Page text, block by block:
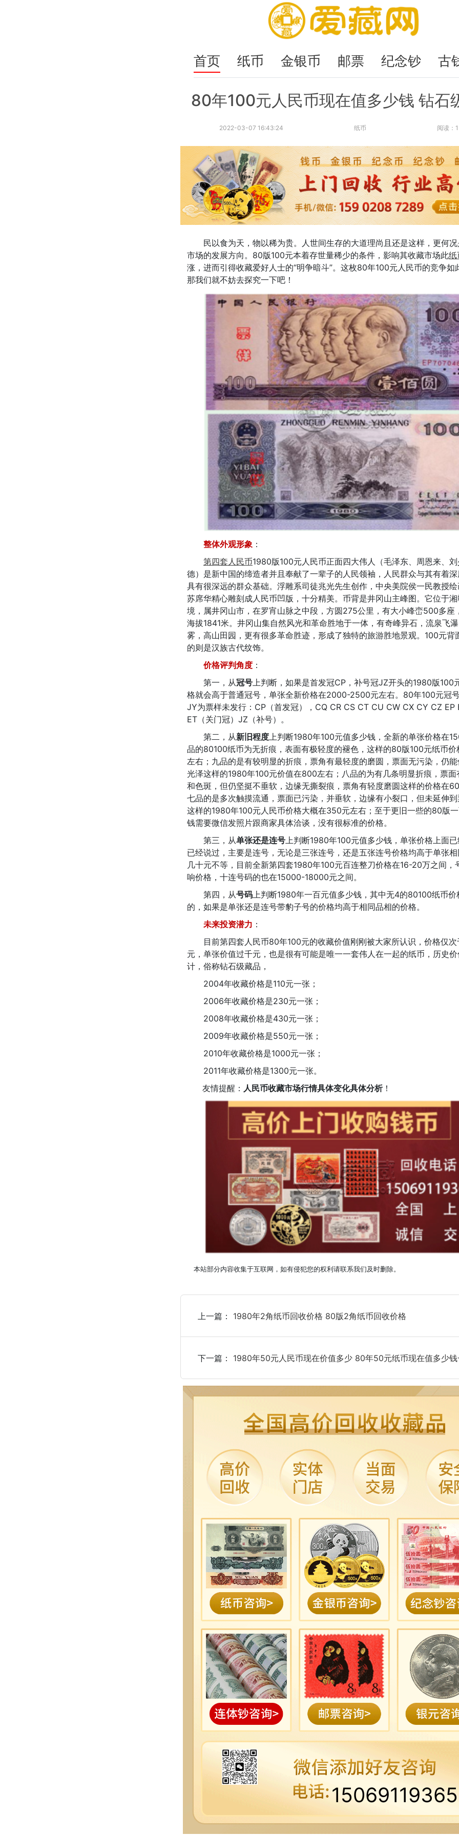
首页 纸币 金银币 邮票 纪念钞 古
80年100元人民币现在值多少钱 钻石
2022-03-07 16:43:24 纸币 阅读：
民以食为天，物以稀为贵。人世间生存的大道理尚且还是这样，更何况
市场的发展方向。80版100元本着存世量稀少的条件，影响其收藏市场此纸
涨，进而引得收藏爱好人士的“明争暗斗”。这枚80年100元人民币的竞争如
那我们就不妨去探究一下吧！
整体外观形象 ：
第四套人民币1980版100元人民币正面四大伟人（毛泽东、周恩来、
德）是新中国的缔造者并且奉献了一辈子的人民领袖，人民群众与其有着
具有很深远的群众基础。浮雕系司徒兆光先生创作，中央美院侯一民教授
苏席华精心雕刻成人民币凹版，十分精美。币背是井冈山主峰图。它位于
境，属井冈山市，在罗宵山脉之中段，方圆275公里，有大小峰峦500多座
海拔1841米。井冈山集自然风光和革命胜地于一体，有奇峰异石，流泉飞
雾，高山田园，更有很多革命胜迹，形成了独特的旅游胜地景观。100元背
的则是汉族古代纹饰。
价格评判角度 ：
第一，从冠号 上判断，如果是首发冠CP，补号冠JZ开头的1980版100
格就会高于普通冠号，单张全新价格在2000-2500元左右。80年100元冠
JY为票样未发行：CP（首发冠），CQ CR CS CT CU CW CX CY CZ EP
ET（关门冠）JZ（补号）。
第二，从新旧程度 上判断1980年100元值多少钱，全新的单张价格在
品的80100纸币为无折痕，表面有极轻度的褪色，这样的80版100元纸币
左右；九品的是有较明显的折痕，票角有最轻度的磨圆，票面无污染，仍
光泽这样的1980年100元价值在800左右；八品的为有几条明显折痕，票面
和色斑，但仍坚挺不垂软，边缘无撕裂痕，票角有轻度磨圆这样的价格在
七品的是多次触摸流通，票面已污染，并垂软，边缘有小裂口，但未延伸
这样的1980年100元人民币价格大概在350元左右；至于更旧一些的80版
钱需要微信发照片跟商家具体洽谈，没有很标准的价格。
第三，从单张还是连号 上判断1980年100元值多少钱，单张价格上面
已经说过，主要是连号，无论是三张连号，还是五张连号价格均高于单张
几十元不等，目前全新第四套1980年100元百连整刀价格在16-20万之间，
响价格，十连号码的也在15000-18000元之间。
第四，从号码 上判断1980年一百元值多少钱，其中无4的80100纸币
的，如果是单张还是连号带豹子号的价格均高于相同品相的价格。
未来投资潜力 ：
目前第四套人民币80年100元的收藏价值刚刚被大家所认识，价格仅
元，单张价值过千元，也是很有可能是唯一一套伟人在一起的纸币，历史
计，俗称钻石级藏品，
2004年收藏价格是110元一张；
2006年收藏价格是230元一张；
2008年收藏价格是430元一张；
2009年收藏价格是550元一张；
2010年收藏价格是1000元一张；
2011年收藏价格是1300元一张。
友情提醒： 人民币收藏市场行情具体变化具体分析！
本站部分内容收集于互联网，如有侵犯您的权利请联系我们及时删除。
上一篇： 1980年2角纸币回收价格 80版2角纸币回收价格
下一篇： 1980年50元人民币现在价值多少 80年50元纸币现在值多少钱
15069119365